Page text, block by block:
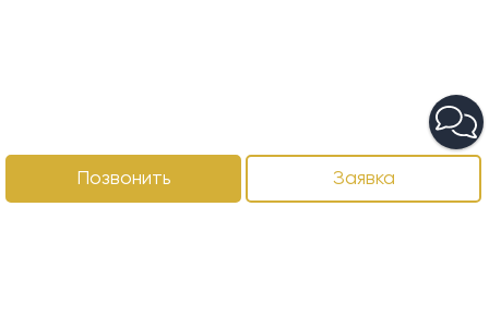
Позвонить Заявка